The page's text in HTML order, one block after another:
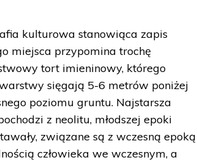
kulturowa stanowiąca zapis
miejsca przypomina trochę
tort imieninowy, którego
sięgają 5-6 metrów poniżej
poziomu gruntu. Najstarsza
z neolitu, młodszej epoki
związane są z wczesną epoką
człowieka we wczesnym, a